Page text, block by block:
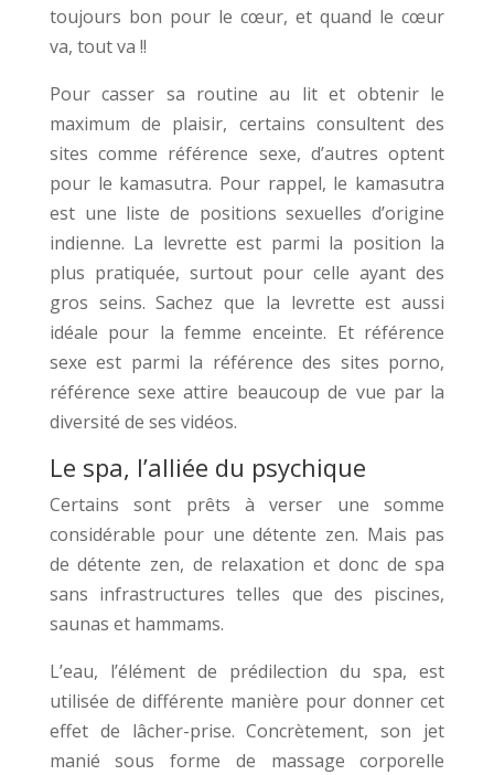
toujours bon pour le cœur, et quand le cœur
va, tout va !!
Pour casser sa routine au lit et obtenir le
maximum de plaisir, certains consultent des
sites comme référence sexe, d’autres optent
pour le kamasutra. Pour rappel, le kamasutra
est une liste de positions sexuelles d’origine
indienne. La levrette est parmi la position la
plus pratiquée, surtout pour celle ayant des
gros seins. Sachez que la levrette est aussi
idéale pour la femme enceinte. Et référence
sexe est parmi la référence des sites porno,
référence sexe attire beaucoup de vue par la
diversité de ses vidéos.
Le spa, l’alliée du psychique
Certains sont prêts à verser une somme
considérable pour une détente zen. Mais pas
de détente zen, de relaxation et donc de spa
sans infrastructures telles que des piscines,
saunas et hammams.
L’eau, l’élément de prédilection du spa, est
utilisée de différente manière pour donner cet
effet de lâcher-prise. Concrètement, son jet
manié sous forme de massage corporelle